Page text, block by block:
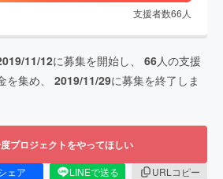
支援者数66 人
11/12に募集を開始し、 66人の支援
を集め、 2019/11/29に募集を終了しま
プロジェクトをやってほしい
ェア LINEで送る
URLコピー